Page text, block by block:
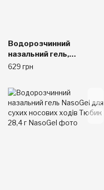
Водорозчинний
назальний гель,
NasoGel, NeilMed,
629 грн